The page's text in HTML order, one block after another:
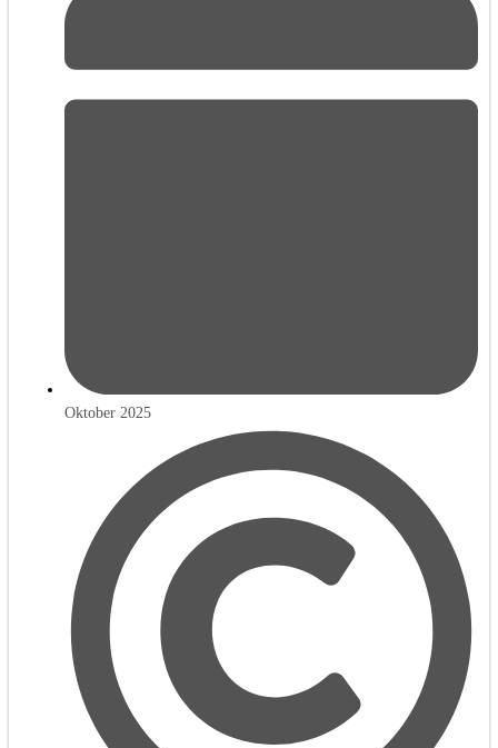
Oktober 2025